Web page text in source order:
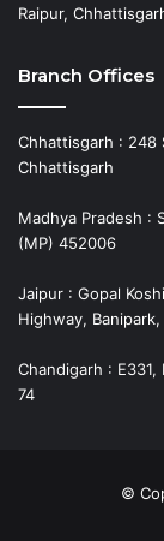
Raipur,
Branch Offices
Chhattisgarh : 248
Chhattisgarh
Madhya Pradesh :
(MP) 452006
Jaipur : Gopal
Highway,
Chandigarh :
74
©